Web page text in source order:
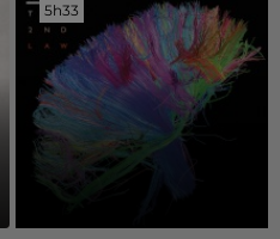
5h33
5h33